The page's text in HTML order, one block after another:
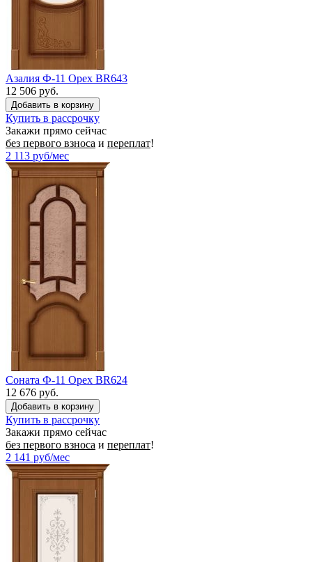
Азалия Ф-11 Орех BR643
12 506 руб.
Купить в рассрочку
Закажи прямо сейчас
без первого взноса и переплат!
2 113 руб/мес
Соната Ф-11 Орех BR624
12 676 руб.
Купить в рассрочку
Закажи прямо сейчас
без первого взноса и переплат!
2 141 руб/мес